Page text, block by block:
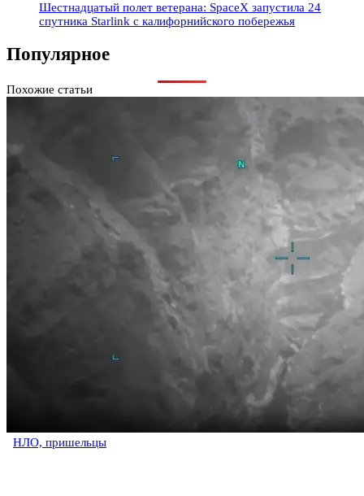
Шестнадцатый полет ветерана: SpaceX запустила 24
спутника Starlink с калифорнийского побережья
Популярное
Похожие статьи
НЛО, пришельцы